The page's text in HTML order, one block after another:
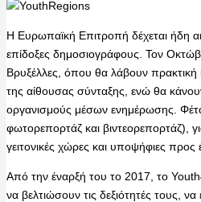
Η Ευρωπαϊκή Επιτροπή δέχεται ήδη
επίδοξες δημοσιογράφους. Τον
Βρυξέλλες, όπου θα λάβουν πρακτική
της αίθουσας σύνταξης, ενώ θα
οργανισμούς μέσων ενημέρωσης. Φέτος,
φωτορεπορτάζ και βιντεορεπορτάζ),
γειτονικές χώρες και υποψήφιες προς
Από την έναρξή του το 2017, το
να βελτιώσουν τις δεξιότητές τους,